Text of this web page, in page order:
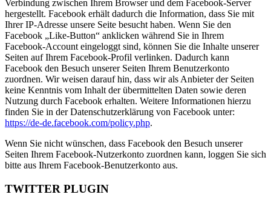
Verbindung zwischen Ihrem Browser und dem Facebook-Server
hergestellt. Facebook erhält dadurch die Information, dass Sie mit
Ihrer IP-Adresse unsere Seite besucht haben. Wenn Sie den
Facebook „Like-Button“ anklicken während Sie in Ihrem
Facebook-Account eingeloggt sind, können Sie die Inhalte unserer
Seiten auf Ihrem Facebook-Profil verlinken. Dadurch kann
Facebook den Besuch unserer Seiten Ihrem Benutzerkonto
zuordnen. Wir weisen darauf hin, dass wir als Anbieter der Seiten
keine Kenntnis vom Inhalt der übermittelten Daten sowie deren
Nutzung durch Facebook erhalten. Weitere Informationen hierzu
finden Sie in der Datenschutzerklärung von Facebook unter:
https://de-de.facebook.com/policy.php.
Wenn Sie nicht wünschen, dass Facebook den Besuch unserer
Seiten Ihrem Facebook-Nutzerkonto zuordnen kann, loggen Sie sich
bitte aus Ihrem Facebook-Benutzerkonto aus.
TWITTER PLUGIN